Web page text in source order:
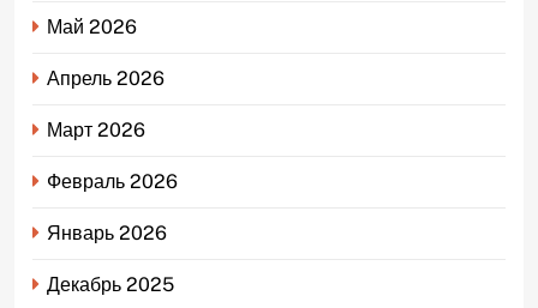
Май 2026
Апрель 2026
Март 2026
Февраль 2026
Январь 2026
Декабрь 2025